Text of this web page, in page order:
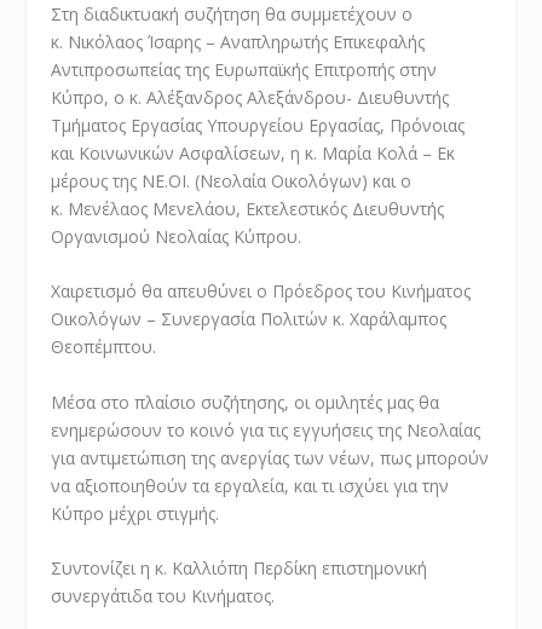
Στη διαδικτυακή συζήτηση θα συμμετέχουν ο
κ. Νικόλαος Ίσαρης – Αναπληρωτής Επικεφαλής
Αντιπροσωπείας της Ευρωπαϊκής Επιτροπής στην
Κύπρο, ο κ. Αλέξανδρος Αλεξάνδρου- Διευθυντής
Τμήματος Εργασίας Υπουργείου Εργασίας, Πρόνοιας
και Κοινωνικών Ασφαλίσεων, η κ. Μαρία Κολά – Εκ
μέρους της ΝΕ.ΟΙ. (Νεολαία Οικολόγων) και ο
κ. Μενέλαος Μενελάου, Εκτελεστικός Διευθυντής
Οργανισμού Νεολαίας Κύπρου.
Χαιρετισμό θα απευθύνει ο Πρόεδρος του Κινήματος
Οικολόγων – Συνεργασία Πολιτών κ. Χαράλαμπος
Θεοπέμπτου.
Μέσα στο πλαίσιο συζήτησης, οι ομιλητές μας θα
ενημερώσουν το κοινό για τις εγγυήσεις της Νεολαίας
για αντιμετώπιση της ανεργίας των νέων, πως μπορούν
να αξιοποιηθούν τα εργαλεία, και τι ισχύει για την
Κύπρο μέχρι στιγμής.
Συντονίζει η κ. Καλλιόπη Περδίκη επιστημονική
συνεργάτιδα του Κινήματος.